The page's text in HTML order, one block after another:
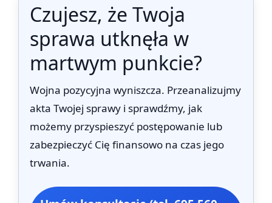
Czujesz, że Twoja
sprawa utknęła w
martwym punkcie?
Wojna pozycyjna wyniszcza. Przeanalizujmy
akta Twojej sprawy i sprawdźmy, jak
możemy przyspieszyć postępowanie lub
zabezpieczyć Cię finansowo na czas jego
trwania.